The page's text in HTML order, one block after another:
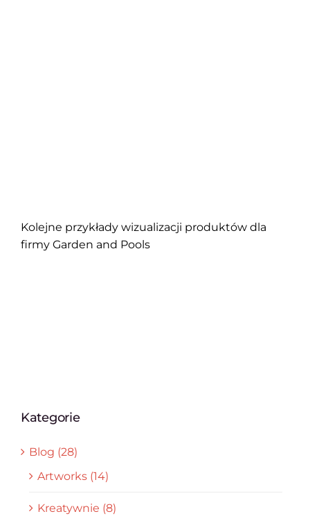
Kolejne przykłady wizualizacji produktów dla
firmy Garden and Pools
Kategorie
Blog (28)
Artworks (14)
Kreatywnie (8)